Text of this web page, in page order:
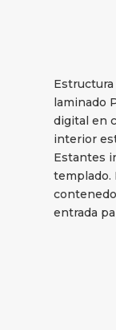
Estructura
laminado
digital en
interior
Estantes
templado.
entrada